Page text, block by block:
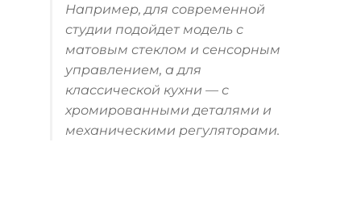
Например, для современной
студии подойдет модель с
матовым стеклом и сенсорным
управлением, а для
классической кухни — с
хромированными деталями и
механическими регуляторами.